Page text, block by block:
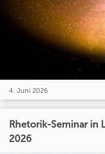
4. Juni 2026
Rhetorik-Seminar in
2026